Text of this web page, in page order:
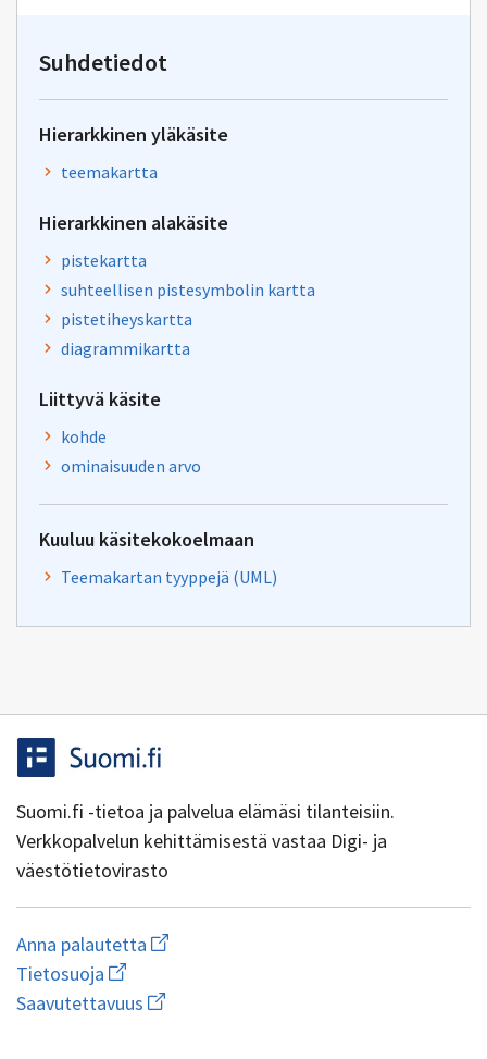
Suhdetiedot
Hierarkkinen yläkäsite
teemakartta
Hierarkkinen alakäsite
pistekartta
suhteellisen pistesymbolin kartta
pistetiheyskartta
diagrammikartta
Liittyvä käsite
kohde
ominaisuuden arvo
Kuuluu käsitekokoelmaan
Teemakartan tyyppejä (UML)
Suomi.fi -tietoa ja palvelua elämäsi tilanteisiin.
Verkkopalvelun kehittämisestä vastaa Digi- ja
väestötietovirasto
Anna palautetta Aloita
uuden
kirjoitus
osoitteeseen
Tietosuoja Avaa
linkki
uuteen
Saavutettavuus Avaa
linkki